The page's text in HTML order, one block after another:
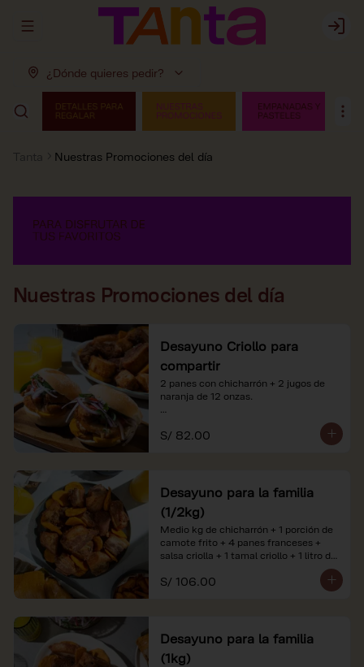
Abrir menu de navegación Login
¿Dónde quieres pedir?
Tanta Nuestras Promociones del día
Nuestras Promociones del día
Desayuno Criollo para
compartir
2 panes con chicharrón + 2 jugos de
naranja de 12 onzas.
*Nuestros precios están expresados en
soles e incluyen impuestos de ley y
S/ 82.00
Desayuno para la familia
(1/2kg)
Medio kg de chicharrón + 1 porción de
camote frito + 4 panes franceses +
salsa criolla + 1 tamal criollo + 1 litro de
*Nuestros precios están expresados en
referenciales.
S/ 106.00
Desayuno para la familia
(1kg)